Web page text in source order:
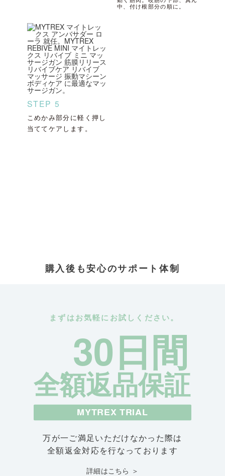
中、付け根部分の順に。
STEP 5
こめかみ部分に軽く押し
当ててケアします。
購入後も安心のサポート体制
まずはお気軽にお試しください。
30日間
全額返品保証
MYTREX TRIAL
万が一ご満足いただけなかった際は
全額返金対応を行なっております
詳細はこちら ＞